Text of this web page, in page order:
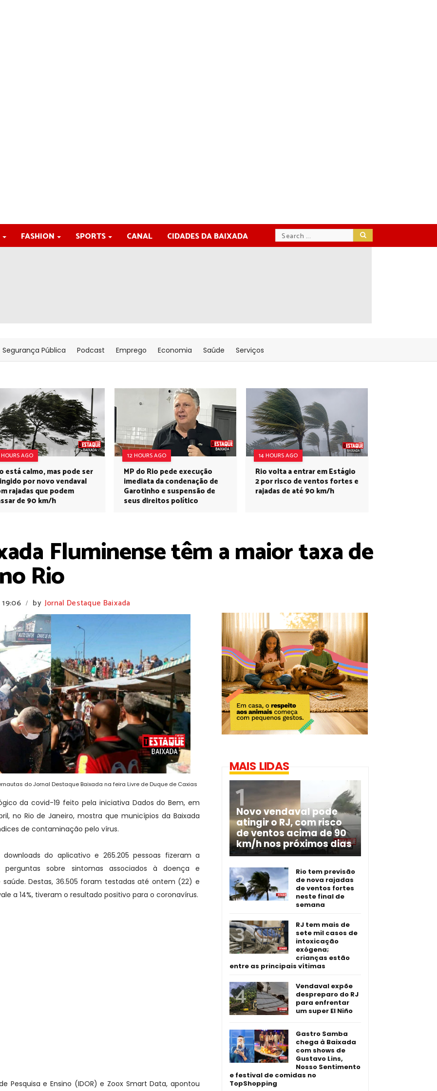
FASHION SPORTS CANAL CIDADES DA BAIXADA
Segurança Pública Podcast Emprego Economia Saúde Serviços
HOURS AGO
está calmo, mas pode ser
por novo vendaval
rajadas que podem
de 90 km/h
12 HOURS AGO
MP do Rio pede execução
imediata da condenação de
Garotinho e suspensão de
seus direitos político
14 HOURS AGO
Rio volta a entrar em Estágio
2 por risco de ventos fortes e
rajadas de até 90 km/h
Fluminense têm a maior taxa de
Rio
19:06 / by Jornal Destaque Baixada
do Jornal Destaque Baixada na feira Livre de Duque de Caxias
da covid-19 feito pela iniciativa Dados do Bem, em
no Rio de Janeiro, mostra que municípios da Baixada
de contaminação pelo vírus.
do aplicativo e 265.205 pessoas fizeram a
perguntas sobre sintomas associados à doença e
Destas, 36.505 foram testadas até ontem (22) e
a 14%, tiveram o resultado positivo para o coronavírus.
Pesquisa e Ensino (IDOR) e Zoox Smart Data, apontou
MAIS LIDAS
Novo vendaval pode
atingir o RJ, com risco
de ventos acima de 90
km/h nos próximos dias
Rio tem previsão
de nova rajadas
de ventos fortes
neste final de
semana
RJ tem mais de
sete mil casos de
intoxicação
exógena;
crianças estão
entre as principais vítimas
Vendaval expõe
despreparo do RJ
para enfrentar
um super El Niño
Gastro Samba
chega à Baixada
com shows de
Gustavo Lins,
Nosso Sentimento
e festival de comidas no
TopShopping